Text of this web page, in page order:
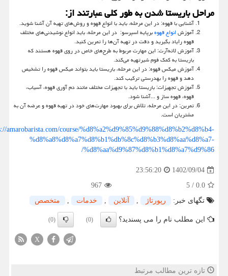
مراحل باریستا شدن به طور کلی عبارتند از:
آشنایی با قهوه: در این مرحله، باید با انواع قهوه و روش‌های تهیه آن آشنا شوید.
آموزشانواع قهوهبرپایه اسپرسو: در این مرحله، باید انواع نوشیدنی‌های‌ مختلف
قهوه رایاد بگیرید و دقت در تهیه آن‌ها را تمرین کنید.
آموزش لاته‌آرت: این مهارت مربوط به طرح‌های خاص در روی قهوه هستند که
باریستا به کمک فوم شیرتهیه می‌کند.
آموزش میکس قهوه: در این مرحله، باریستا باید بتواند میکس قهوه را تشخیص
دهد و قهوه را بهدرستی ترکیب کند.
آموزش تجهیزات: باریستا باید با تجهیزات مختلف مانند دم آوری قهوه، آسیاب،
قهوه، قهوه ساز و...آشنا شود.
تمرین: در این مرحله، تلاش برای بهبود مهارت‌های خود در تهیه قهوه و عرضه آن به
مشتریان است.
https://amarobarista.com/course/%d8%a2%d9%85%d9%88%d8%b2%d8%b4-
%d8%a8%d8%a7%d8%b1%db%8c%d8%b3%d8%aa%d8%a7-
%d8%aa%d9%87%d8%b1%d8%a7%d9%86/
1402/09/04
23:56:20
0.0
/
5
967
تگهای خبر:
رپورتاژ , آنلاین , خدمات , متخصص
این مطلب نام را می پسندید؟ (0)
(0)
X
تازه ترین مطالب مرتبط